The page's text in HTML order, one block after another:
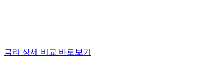
금리 상세 비교 바로보기